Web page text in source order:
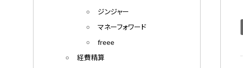
ジンジャー
マネーフォワード
freee
経費精算